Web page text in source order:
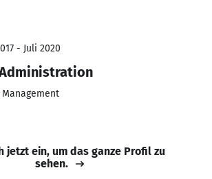
- Juli 2020
Management
jetzt ein, um das ganze Profil zu
sehen.